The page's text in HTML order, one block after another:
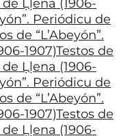
de Ḷḷena (1906-
Periódicu de
de “L’Abeyón”.
1907)Testos de
de Ḷḷena (1906-
Periódicu de
de “L’Abeyón”.
1907)Testos de
de Ḷḷena (1906-